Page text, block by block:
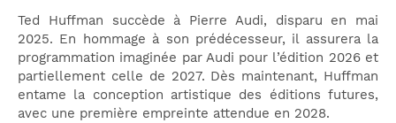
Ted Huffman succède à Pierre Audi, disparu en mai
2025. En hommage à son prédécesseur, il assurera la
programmation imaginée par Audi pour l’édition 2026 et
partiellement celle de 2027. Dès maintenant, Huffman
entame la conception artistique des éditions futures,
avec une première empreinte attendue en 2028.